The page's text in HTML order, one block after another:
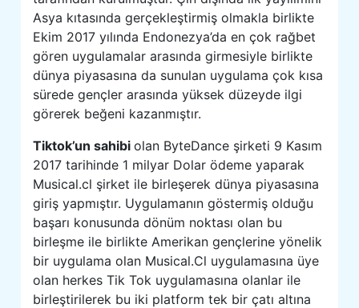
Asya kıtasında gerçekleştirmiş olmakla birlikte
Ekim 2017 yılında Endonezya’da en çok rağbet
gören uygulamalar arasında girmesiyle birlikte
dünya piyasasına da sunulan uygulama çok kısa
sürede gençler arasında yüksek düzeyde ilgi
görerek beğeni kazanmıştır.
Tiktok’un sahibiolan ByteDance şirketi 9 Kasım
2017 tarihinde 1 milyar Dolar ödeme yaparak
Musical.cl şirket ile birleşerek dünya piyasasına
giriş yapmıştır. Uygulamanın göstermiş olduğu
başarı konusunda dönüm noktası olan bu
birleşme ile birlikte Amerikan gençlerine yönelik
bir uygulama olan Musical.Cl uygulamasına üye
olan herkes Tik Tok uygulamasına olanlar ile
birleştirilerek bu iki platform tek bir çatı altına